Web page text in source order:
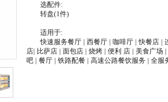
选配件:
转盘(1件)
适用于:
快速服务餐厅 | 西餐厅 | 咖啡厅 | 快餐店 |
店| 比萨店 | 面包店 | 烧烤 | 便利 店 | 美食广场
吧 | 餐厅 | 铁路配餐 | 高速公路餐饮服务 | 全服